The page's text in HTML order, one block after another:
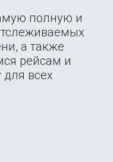
полную и
а также
рейсам и
всех